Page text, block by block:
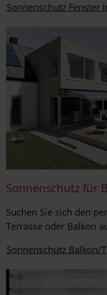
Sonnenschutz Fenster
Sonnenschutz für
Suchen Sie sich den
Terrasse oder Balkon
Sonnenschutz Balkon/